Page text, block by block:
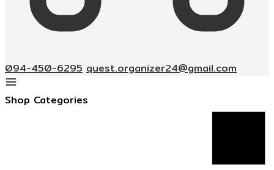
094-450-6295 quest.organizer24@gmail.com
Shop Categories